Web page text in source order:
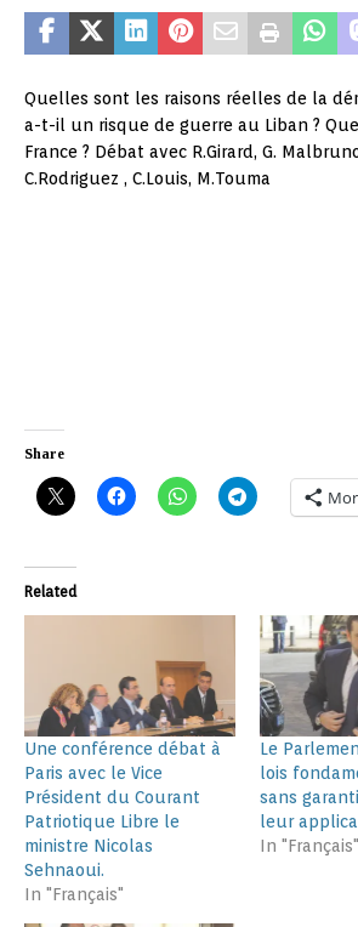
Quelles sont les raisons réelles de la
a-t-il un risque de guerre au Liban ?
France ? Débat avec R.Girard, G.
C.Rodriguez , C.Louis, M.Touma
Share
Related
Une conférence débat à
Paris avec le Vice
Président du Courant
Patriotique Libre le
ministre Nicolas
Sehnaoui.
In "Français"
Le
lois
sans
leur
In "Français"